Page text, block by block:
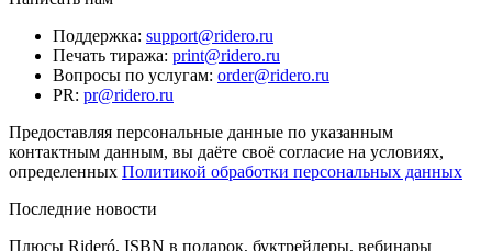
Поддержка: support@ridero.ru
Печать тиража: print@ridero.ru
Вопросы по услугам: order@ridero.ru
PR: pr@ridero.ru
Предоставляя персональные данные по указанным
контактным данным, вы даёте своё согласие на условиях,
определенных Политикой обработки персональных данных
Последние новости
Плюсы Rideró, ISBN в подарок, буктрейлеры, вебинары